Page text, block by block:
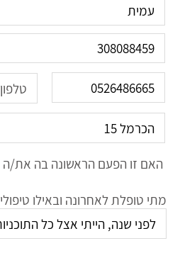
האם זו הפעם הראשונה בה את/ה
מתי טופלת לאחרונה ובאילו